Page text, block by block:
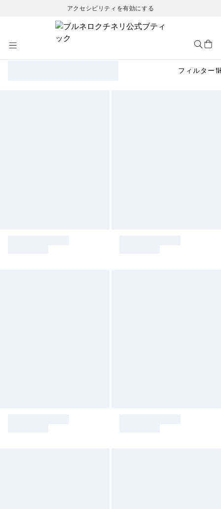
アクセシビリティを有効にする
Content
フィルター